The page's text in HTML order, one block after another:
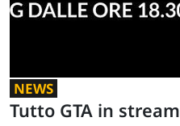
NEWS
Tutto GTA in